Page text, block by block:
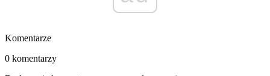
Komentarze
0 komentarzy